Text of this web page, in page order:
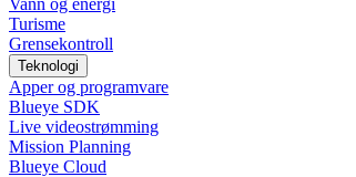
Vann og energi
Turisme
Grensekontroll
Teknologi
Apper og programvare
Blueye SDK
Live videostrømming
Mission Planning
Blueye Cloud